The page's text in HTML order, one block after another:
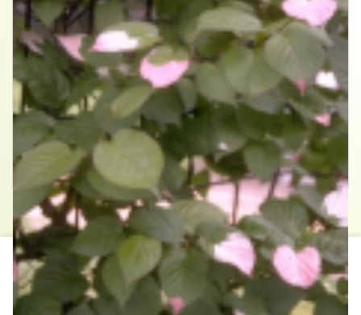
Straalstempel
Actinidia kolomikta
Contact
Hollander Hoveniers